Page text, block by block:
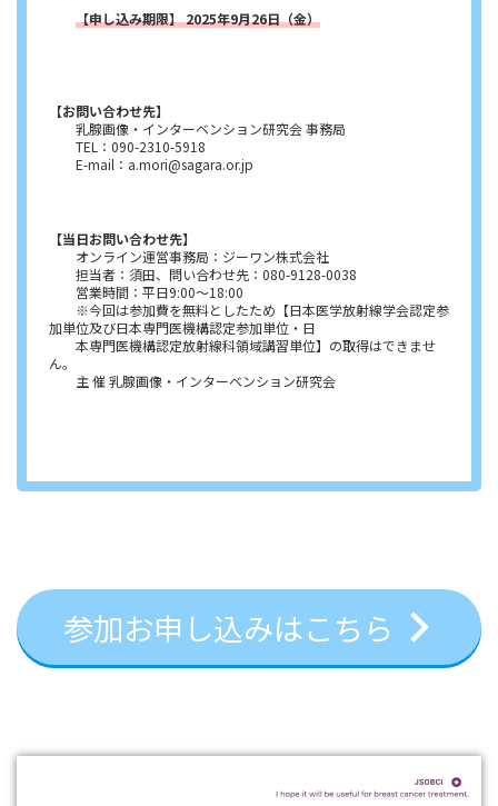
【申し込み期限】 2025年9月26日（金）
【お問い合わせ先】
乳腺画像・インターベンション研究会 事務局
TEL：090-2310-5918
E-mail：a.mori@sagara.or.jp
【当日お問い合わせ先】
オンライン運営事務局：ジーワン株式会社
担当者：須田、問い合わせ先：080-9128-0038
営業時間：平日9:00～18:00
※今回は参加費を無料としたため【日本医学放射線学会認定参
加単位及び日本専門医機構認定参加単位・日
本専門医機構認定放射線科領域講習単位】の取得はできませ
ん。
主 催 乳腺画像・インターベンション研究会
参加お申し込みはこちら